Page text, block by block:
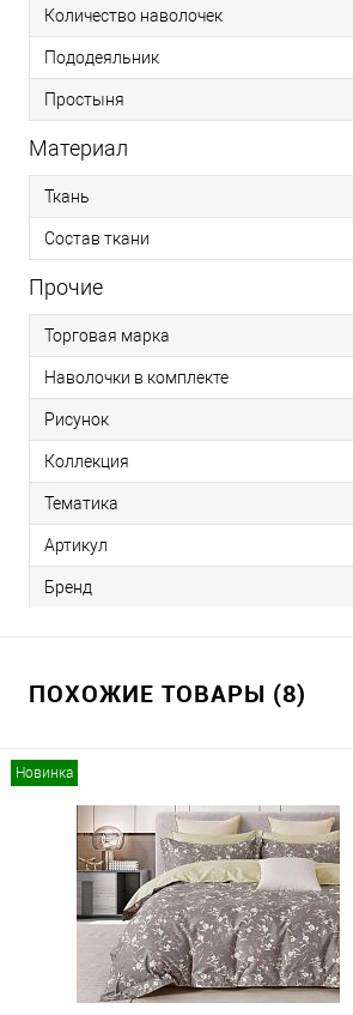
Количество наволочек
Пододеяльник
Простыня
Материал
Ткань
Состав ткани
Прочие
Торговая марка
Наволочки в комплекте
Рисунок
Коллекция
Тематика
Артикул
Бренд
ПОХОЖИЕ ТОВАРЫ (8)
Новинка